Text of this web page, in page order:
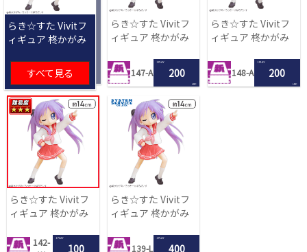
らき☆すた Vivitフ
ィギュア 柊かがみ
すべて見る
らき☆すた Vivitフ
ィギュア 柊かがみ
147-A
1 PLAY
200
LRC
らき☆すた Vivitフ
ィギュア 柊かがみ
148-A
1 PLAY
200
LRC
らき☆すた Vivitフ
ィギュア 柊かがみ
142-
1 PLAY
100
らき☆すた Vivitフ
ィギュア 柊かがみ
139-L
1 PLAY
400